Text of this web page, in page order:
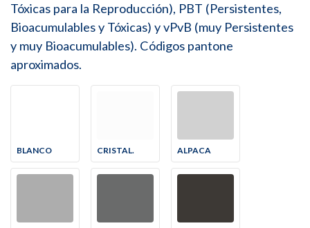
Tóxicas para la Reproducción), PBT (Persistentes,
Bioacumulables y Tóxicas) y vPvB (muy Persistentes
y muy Bioacumulables). Códigos pantone
aproximados.
BLANCO CRISTAL. ALPACA